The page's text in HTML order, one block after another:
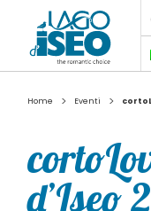
Home > Eventi >
d’Iseo